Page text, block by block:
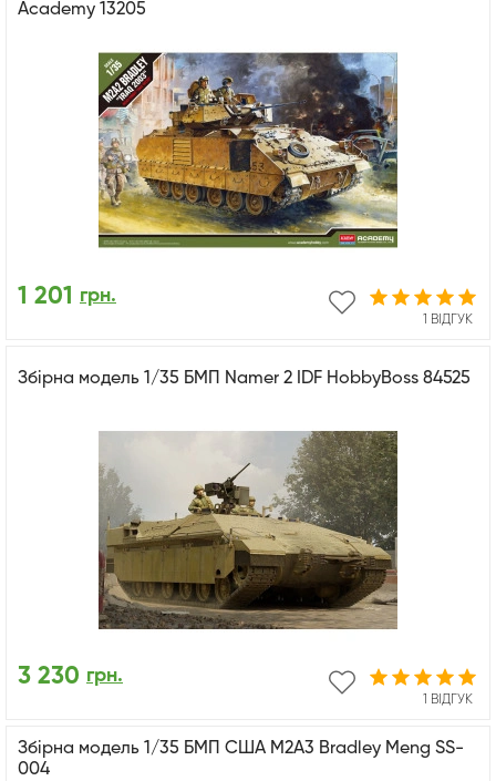
Academy 13205
1 ВІДГУК
1 201 грн.
Збірна модель 1/35 БМП Namer 2 IDF HobbyBoss 84525
1 ВІДГУК
3 230 грн.
Збірна модель 1/35 БМП США M2A3 Bradley Meng SS-
004